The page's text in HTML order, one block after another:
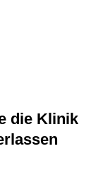
die Klinik